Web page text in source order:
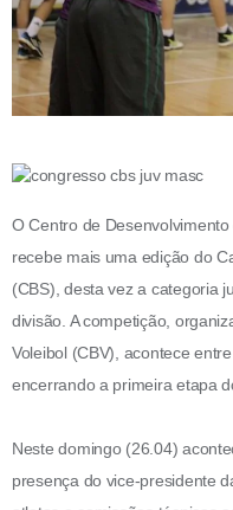
O Centro de
recebe mais uma edição do
(CBS), desta vez a categoria
divisão. A competição,
Voleibol (CBV), acontece
encerrando a primeira etapa
Neste domingo (26.04)
presença do vice-presidente